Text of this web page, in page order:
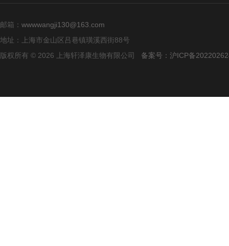
邮箱： wwwwangji130@163.com
地址：上海市金山区吕巷镇璜溪西街88号
版权所有 © 2026 上海轩泽康生物有限公司 备案号：沪ICP备